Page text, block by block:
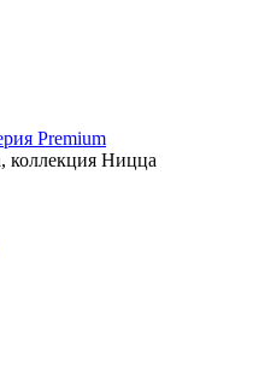
Premium
коллекция Ницца